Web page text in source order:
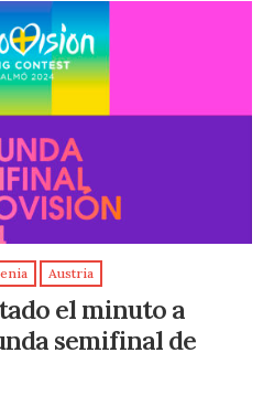
Austria
el minuto a
semifinal de